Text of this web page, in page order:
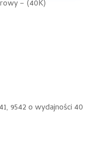
– (40K)
9542 o wydajności 40